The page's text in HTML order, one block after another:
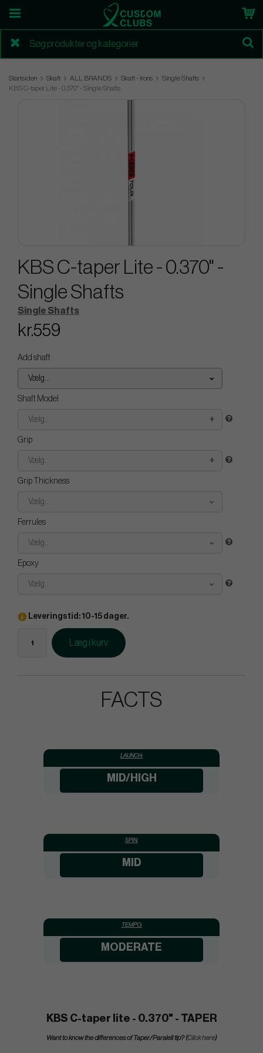
Startsiden Skaft ALL BRANDS Skaft - Irons
Single Shafts
KBS C-taper Lite - 0.370" - Single Shafts
KBS C-taper Lite - 0.370" -
Single Shafts
Single Shafts
kr.559
Add shaft
Vælg...
Shaft Model
Vælg...
Grip
Vælg...
Grip Thickness
Vælg...
Ferrules
Vælg...
Epoxy
Vælg...
Leveringstid: 10-15 dager.
Læg i kurv
FACTS
LAUNCH:
MID/HIGH
SPIN:
MID
TEMPO:
MODERATE
KBS C-taper lite - 0.370" - TAPER
Want to know the differences of Taper/Paralell tip? (Click here)